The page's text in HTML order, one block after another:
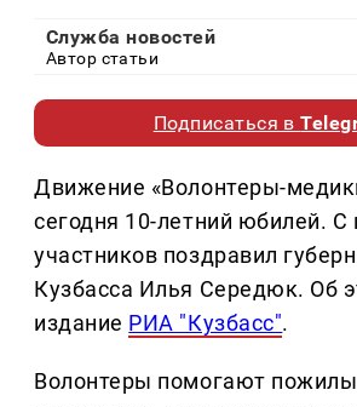
Служба новостей
Автор статьи
Подписаться в
Движение «Волонтеры-
сегодня 10-летний юбилей. С
участников поздравил
Кузбасса Илья Середюк. Об
издание РИА "Кузбасс".
Волонтеры помогают